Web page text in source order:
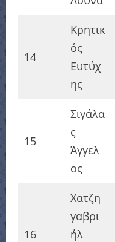
14
Κρητικ
ός
Ευτύχ
ης
15
Σιγάλα
ς
Άγγελ
ος
16
Χατζη
γαβρι
ήλ